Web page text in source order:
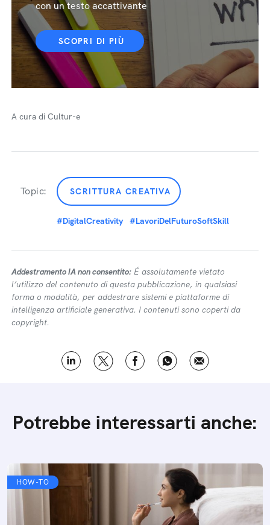
con un testo accattivante
SCOPRI DI PIÙ
A cura di Cultur-e
Topic: SCRITTURA CREATIVA
#DigitalCreativity #LavoriDelFuturoSoftSkill
Addestramento IA non consentito: É assolutamente vietato
l’utilizzo del contenuto di questa pubblicazione, in qualsiasi
forma o modalità, per addestrare sistemi e piattaforme di
intelligenza artificiale generativa. I contenuti sono coperti da
copyright.
Potrebbe interessarti anche:
HOW-TO